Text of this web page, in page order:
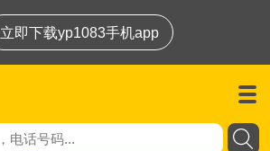
立即下载yp1083手机app